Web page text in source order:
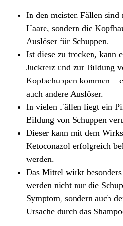
In den meisten Fällen sind
Haare, sondern die
Auslöser für Schuppen.
Ist diese zu trocken, kann
Juckreiz und zur Bildung
Kopfschuppen kommen –
auch andere Auslöser.
In vielen Fällen liegt ein
Bildung von Schuppen
Dieser kann mit dem
Ketoconazol erfolgreich
werden.
Das Mittel wirkt besonders
werden nicht nur die
Symptom, sondern auch
Ursache durch das